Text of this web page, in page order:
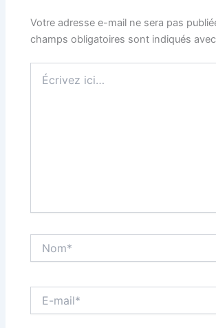
Votre adresse e-mail ne sera pas
champs obligatoires sont indiqués avec
ici…
mail*